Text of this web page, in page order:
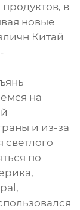
в
новые
Китай
на
и из-за
светлого
по